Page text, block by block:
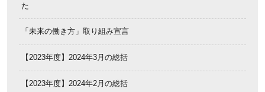
た
「未来の働き方」取り組み宣言
【2023年度】2024年3月の総括
【2023年度】2024年2月の総括